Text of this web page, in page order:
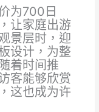
为700日
让家庭出游
景层时，迎
设计，为整
着时间推
客能够欣赏
这也成为许